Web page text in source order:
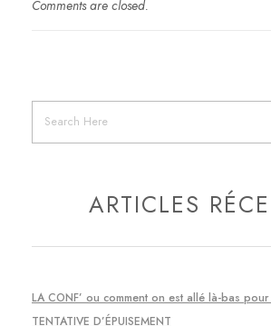
Comments are closed.
ARTICLES
LA CONF’ ou comment on est allé là-bas
TENTATIVE D’ÉPUISEMENT